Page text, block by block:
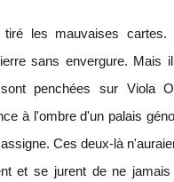
les mauvaises
sans envergure. Mais
penchées sur Viola
à l'ombre d'un palais
Ces deux-là
et se jurent de ne